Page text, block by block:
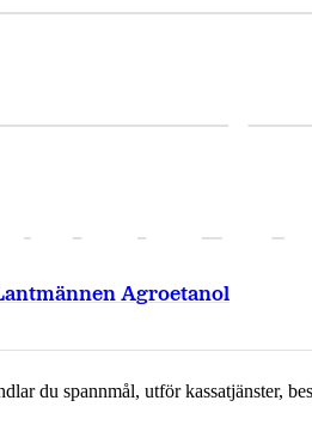
du spannmål, utför kassatjänster,
Agroetanol